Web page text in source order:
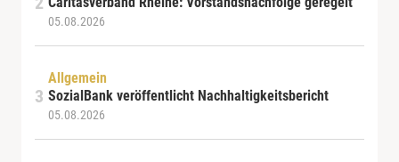
05.08.2026
Allgemein
SozialBank veröffentlicht Nachhaltigkeitsbericht
05.08.2026